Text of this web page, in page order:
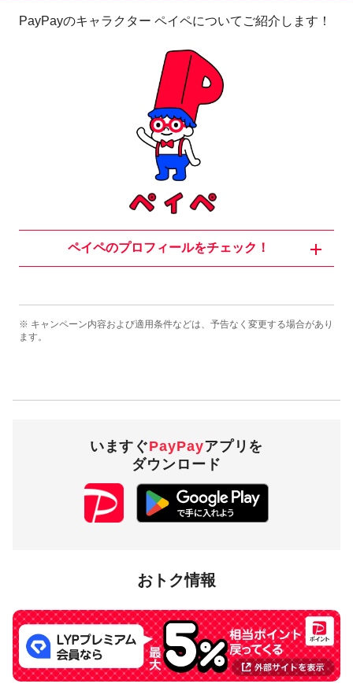
PayPayのキャラクター ペイペについてご紹介します！
ペイペのプロフィールをチェック！
※ キャンペーン内容および適用条件などは、予告なく変更する場合があり
ます。
いますぐPayPayアプリを
ダウンロード
おトク情報